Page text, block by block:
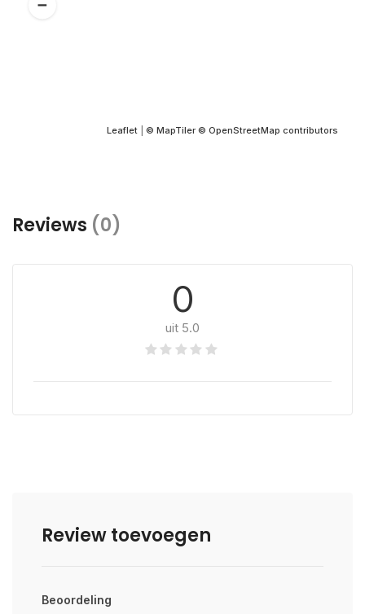
Leaflet © MapTiler © OpenStreetMap contributors
Reviews (0)
0
uit 5.0
Review toevoegen
Beoordeling